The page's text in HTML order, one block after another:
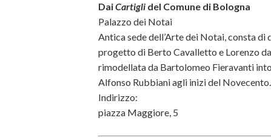
DaiCartigli del Comune di Bologna
Palazzo dei Notai
Antica sede dell’Arte dei Notai, consta
progetto di Berto Cavalletto e Lorenzo
rimodellata da Bartolomeo Fieravanti
Alfonso Rubbiani agli inizi del Novecento.
Indirizzo:
piazza Maggiore, 5